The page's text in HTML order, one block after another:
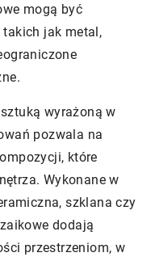
mogą być
takich jak metal,
wyrażoną w
pozwala na
które
Wykonane w
szklana czy
dodają
przestrzeniom, w